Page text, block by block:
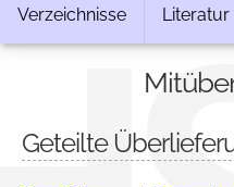
Verzeichnisse Literatur
Geteilte